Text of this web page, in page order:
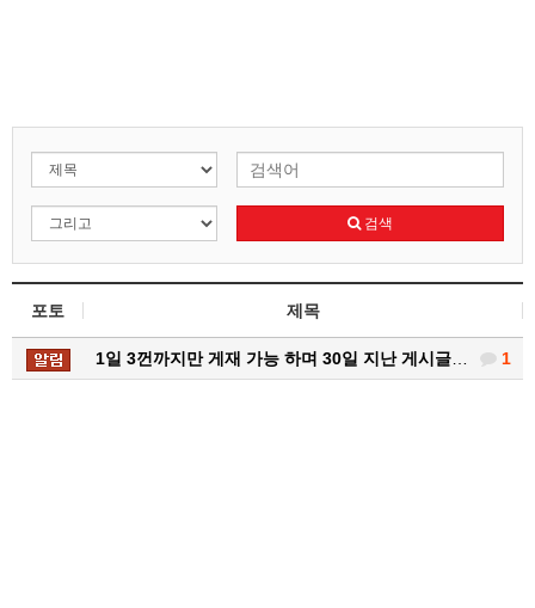
검색
포토 제목
1
1일 3껀까지만 게재 가능 하며 30일 지난 게시글 일…